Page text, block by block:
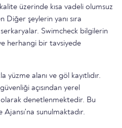
üzerinde kısa vadeli olumsuz
şeylerin yanı sıra
Swimcheck bilgilerin
herhangi bir tavsiyede
alanı ve göl kayıtlıdır.
açısından yerel
denetlenmektedir. Bu
sunulmaktadır.